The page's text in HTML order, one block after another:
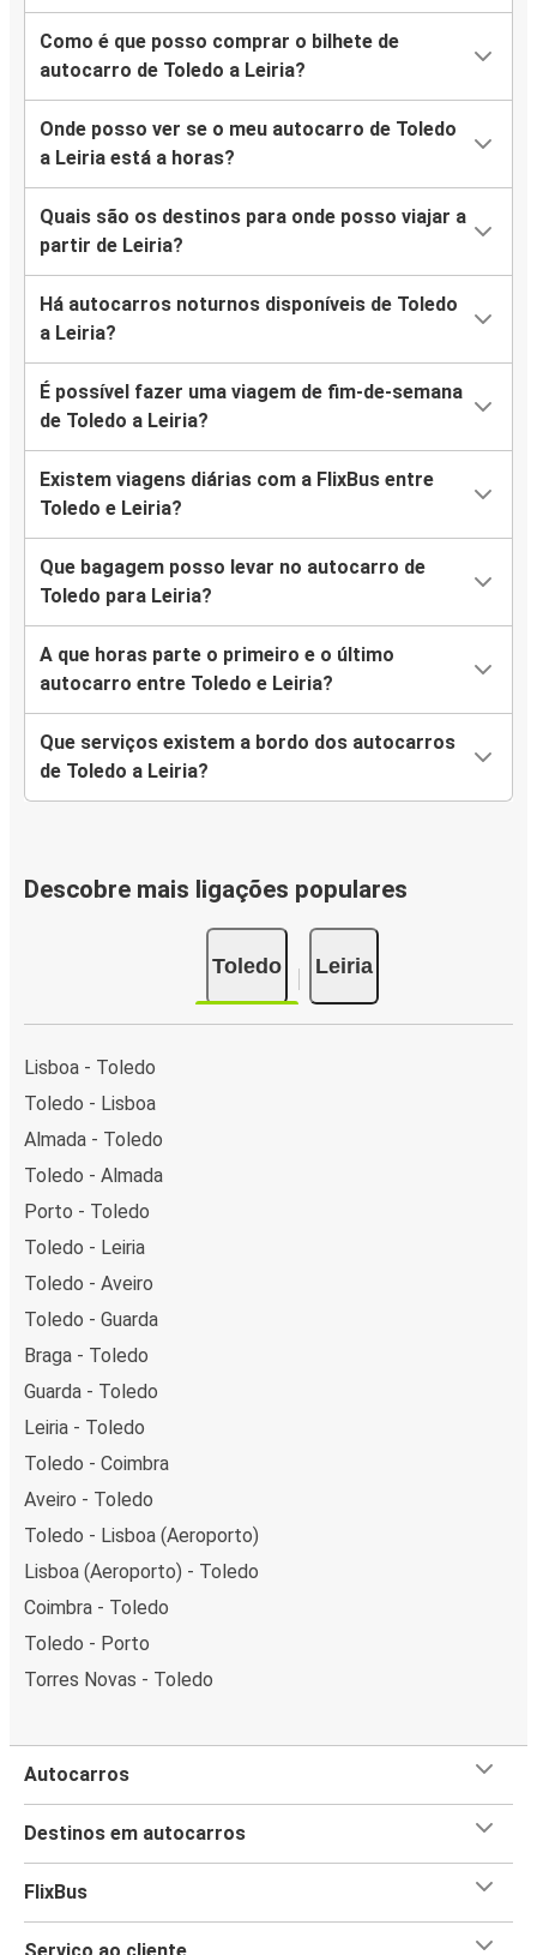
Como é que posso comprar o bilhete de
autocarro de Toledo a Leiria?
Onde posso ver se o meu autocarro de Toledo
a Leiria está a horas?
Quais são os destinos para onde posso viajar a
partir de Leiria?
Há autocarros noturnos disponíveis de Toledo
a Leiria?
É possível fazer uma viagem de fim-de-semana
de Toledo a Leiria?
Existem viagens diárias com a FlixBus entre
Toledo e Leiria?
Que bagagem posso levar no autocarro de
Toledo para Leiria?
A que horas parte o primeiro e o último
autocarro entre Toledo e Leiria?
Que serviços existem a bordo dos autocarros
de Toledo a Leiria?
Descobre mais ligações populares
Toledo Leiria
Lisboa - Toledo
Toledo - Lisboa
Almada - Toledo
Toledo - Almada
Porto - Toledo
Toledo - Leiria
Toledo - Aveiro
Toledo - Guarda
Braga - Toledo
Guarda - Toledo
Leiria - Toledo
Toledo - Coimbra
Aveiro - Toledo
Toledo - Lisboa (Aeroporto)
Lisboa (Aeroporto) - Toledo
Coimbra - Toledo
Toledo - Porto
Torres Novas - Toledo
Autocarros
Destinos em autocarros
FlixBus
Serviço ao cliente